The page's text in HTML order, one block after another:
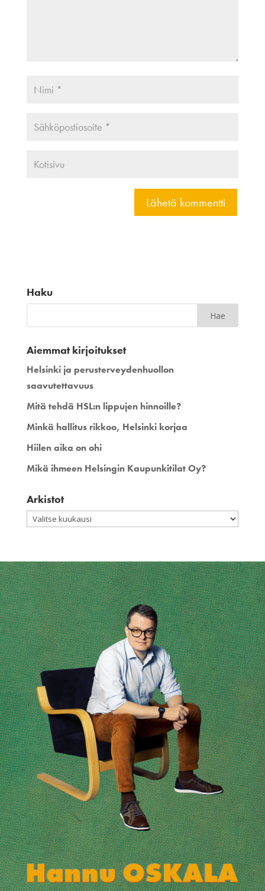
Haku
Aiemmat kirjoitukset
Helsinki ja perusterveydenhuollon
saavutettavuus
Mitä tehdä HSL:n lippujen hinnoille?
Minkä hallitus rikkoo, Helsinki korjaa
Hiilen aika on ohi
Mikä ihmeen Helsingin Kaupunkitilat Oy?
Arkistot
Arkistot